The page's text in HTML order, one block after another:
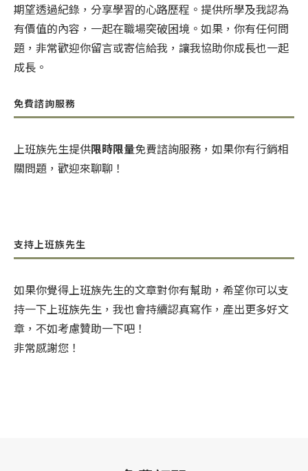
期望透過紀錄，分享學習的心路歷程。提供所學及我認為
有價值的內容，一起在職場突破困境。如果，你有任何問
題，非常歡迎你留言或寄信給我，讓我協助你成長也一起
成長。
免費諮詢服務
上班族先生提供限時限量免費諮詢服務，如果你有行銷相
關問題，歡迎來聊聊！
支持上班族先生
如果你覺得上班族先生的文章對你有幫助，希望你可以支
持一下上班族先生，我也會持續認真寫作，產出更多好文
章，不如考慮贊助一下吧！
非常感謝您！